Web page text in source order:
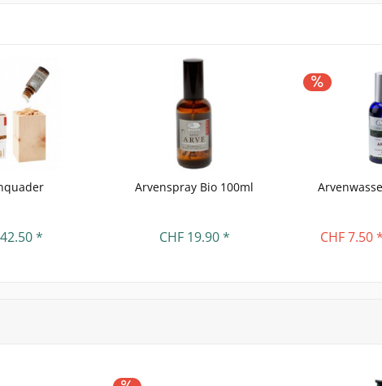
*
Arvenspray Bio 100ml
CHF 19.90 * CHF 7.50 *